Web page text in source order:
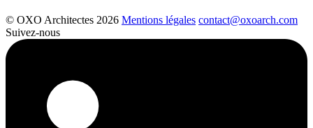
© OXO Architectes 2026 Mentions légales contact@oxoarch.com
Suivez-nous